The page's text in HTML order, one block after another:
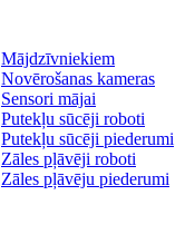
Mājdzīvniekiem
Novērošanas kameras
Sensori mājai
Putekļu sūcēji roboti
Putekļu sūcēji piederumi
Zāles pļāvēji roboti
Zāles pļāvēju piederumi